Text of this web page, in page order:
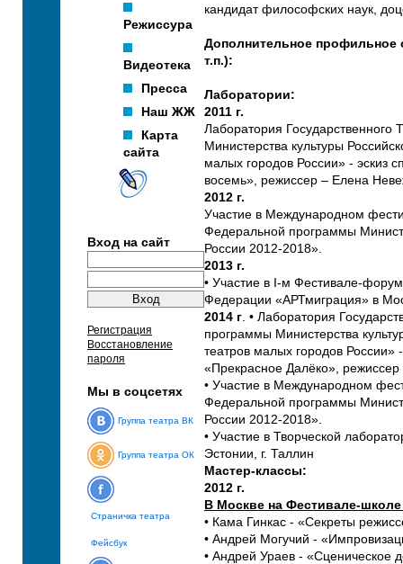
Режиссура
Видеотека
Пресса
Наш ЖЖ
Карта
сайта
Вход на сайт
Регистрация
Восстановление
пароля
Мы в соцсетях
Группа театра ВК
Группа театра ОК
Страничка театра
Фейсбук
кандидат философских наук,
Дополнительное профильное
т.п.):
Лаборатории:
2011 г.
Лаборатория
Министерства культуры
малых городов России» - эскиз
восемь», режиссер – Елена
2012 г.
Участие в Международном
Федеральной программы
России 2012-2018».
2013 г.
• Участие в I-м Фестивале-
Федерации «АРТмиграция» в
2014 г. • Лаборатория
программы Министерства
театров малых городов России»
«Прекрасное Далёко»,
• Участие в Международном
Федеральной программы
России 2012-2018».
• Участие в Творческой
Эстонии, г. Таллин
Мастер-классы:
2012 г.
В Москве на Фестивале-
• Кама Гинкас - «Секреты
• Андрей Могучий -
• Андрей Ураев - «Сценическое